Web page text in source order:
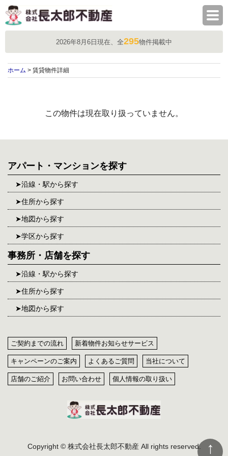
2026年8月6日現在、全295物件掲載中
ホーム > 賃貸物件詳細
この物件は現在取り扱っていません。
アパート・マンションを探す
沿線・駅から探す
住所から探す
地図から探す
学区から探す
事務所・店舗を探す
沿線・駅から探す
住所から探す
地図から探す
ご契約までの流れ 新着物件お知らせサービス
キャンペーンのご案内 よくあるご質問 当社について
店舗のご紹介 お問い合わせ 個人情報の取り扱い
Copyright © 株式会社長太郎不動産 All rights reserved.